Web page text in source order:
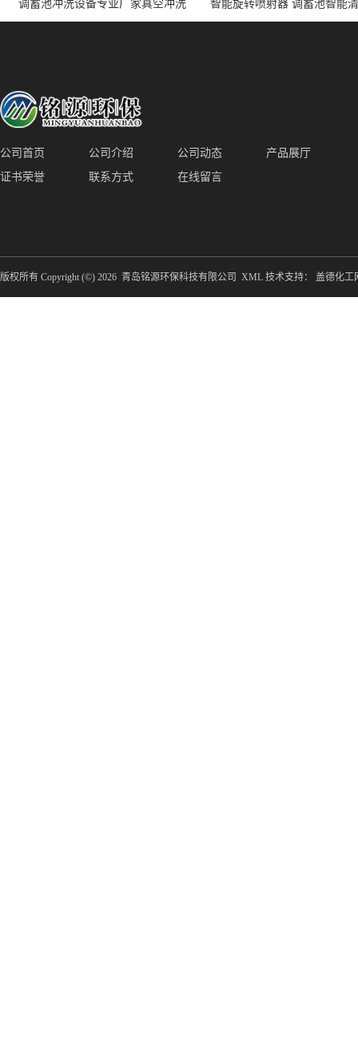
调蓄池冲洗设备专业厂家真空冲洗
装置厂家青岛铭源环保减少堵塞设
智能旋转喷射器 调蓄池智能
点对点面对面旋转清洗
公司首页 公司介绍 公司动态
产品展厅
证书荣誉
联系方式 在线留言
版权所有 Copyright (©) 2026 青岛铭源环保科技有限公司 XML 技术支持： 盖德化工